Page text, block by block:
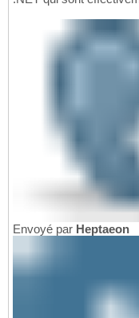
Envoyé par Heptaeon